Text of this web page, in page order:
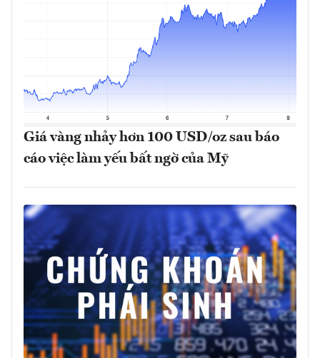
Giá vàng nhảy hơn 100 USD/oz sau báo
cáo việc làm yếu bất ngờ của Mỹ